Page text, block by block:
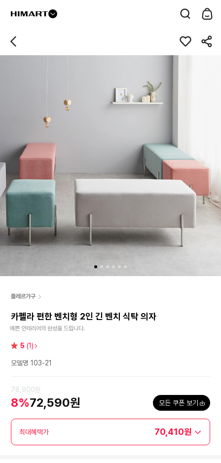
플레르가구
카펠라 편한 벤치형 2인 긴 벤치 식탁 의자
예쁜 인테리어의 완성을 드립니다.
별 5 (1)
모델명 103-21
78,900원
8%72,590원 모든 쿠폰 보기
최대혜택가 70,410원